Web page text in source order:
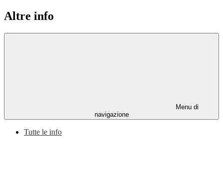
Altre info
Menu di
navigazione
Tutte le info